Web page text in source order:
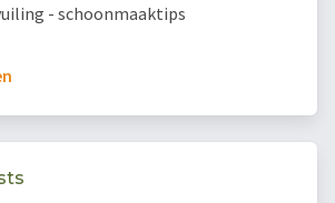
- schoonmaaktips